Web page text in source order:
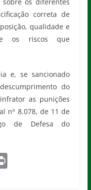
correta de
qualidade e
os riscos que
e, se sancionado
do
as punições
nº 8.078, de 11 de
de Defesa do
Pr